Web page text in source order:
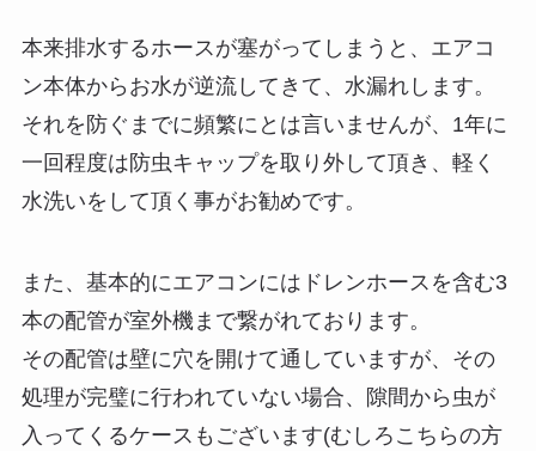
本来排水するホースが塞がってしまうと、エアコ
ン本体からお水が逆流してきて、水漏れします。
それを防ぐまでに頻繁にとは言いませんが、1年に
一回程度は防虫キャップを取り外して頂き、軽く
水洗いをして頂く事がお勧めです。
また、基本的にエアコンにはドレンホースを含む3
本の配管が室外機まで繋がれております。
その配管は壁に穴を開けて通していますが、その
処理が完璧に行われていない場合、隙間から虫が
入ってくるケースもございます(むしろこちらの方